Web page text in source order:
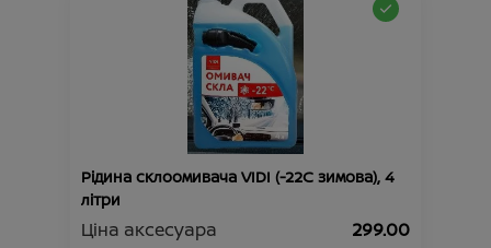
Рідина склоомивача VIDI (-22С зимова), 4
літри
Ціна аксесуара 299.00